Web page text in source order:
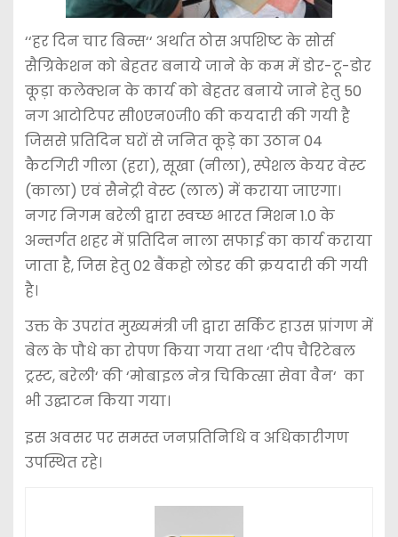
‘‘हर दिन चार बिन्स‘‘ अर्थात ठोस अपशिष्ट के सोर्स
सैग्रिकेशन को बेहतर बनाये जाने के कम में डोर-टू-डोर
कूड़ा कलेक्शन के कार्य को बेहतर बनाये जाने हेतु 50
नग आटोटिपर सी०एन०जी० की कयदारी की गयी है
जिससे प्रतिदिन घरों से जनित कूड़े का उठान 04
कैटगिरी गीला (हरा), सूखा (नीला), स्पेशल केयर वेस्ट
(काला) एवं सैनेट्री वेस्ट (लाल) में कराया जाएगा।
नगर निगम बरेली द्वारा स्वच्छ भारत मिशन 1.0 के
अन्तर्गत शहर में प्रतिदिन नाला सफाई का कार्य कराया
जाता है, जिस हेतु 02 बैंकहो लोडर की क्रयदारी की गयी
है।
उक्त के उपरांत मुख्यमंत्री जी द्वारा सर्किट हाउस प्रांगण में
बेल के पौधे का रोपण किया गया तथा ‘दीप चैरिटेबल
ट्रस्ट, बरेली‘ की ‘मोबाइल नेत्र चिकित्सा सेवा वैन‘ का
भी उद्घाटन किया गया।
इस अवसर पर समस्त जनप्रतिनिधि व अधिकारीगण
उपस्थित रहे।